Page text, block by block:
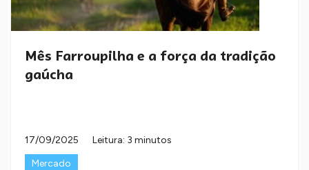
Mês Farroupilha e a força da tradição
gaúcha
17/09/2025
Leitura: 3 minutos
Mercado